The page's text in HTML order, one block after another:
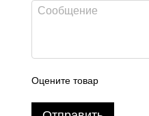
Оцените товар